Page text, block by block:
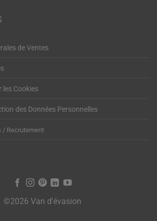
de Ventes
Cookies
des Données Personnelles
/ Recrutement
©2026 Van d'évasion